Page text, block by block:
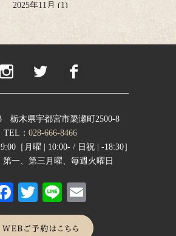
2025年11月 (1)
2025年8月(2)
2025年4月
2024年11月(2)
2024年9月(1)
2024年8月(1)
2024年7月 (1)
2024年5月(1)
2024年4月(1)
2024年1月(1)
2023年12月(1)
栃木県宇都宮市簗瀬町2500-8
TEL： 028-666-8466
［月曜 | 10:00- / 日祝 | -18:30］
第一、第三月曜、毎週火曜日
Fa
ce
bo
T
wi
tte
Li
ne m
ail